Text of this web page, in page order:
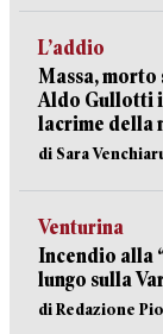
L’addio
Massa,
Aldo Gullotti
lacrime della
di Sara
Venturina
Incendio alla
lungo sulla
di Redazione